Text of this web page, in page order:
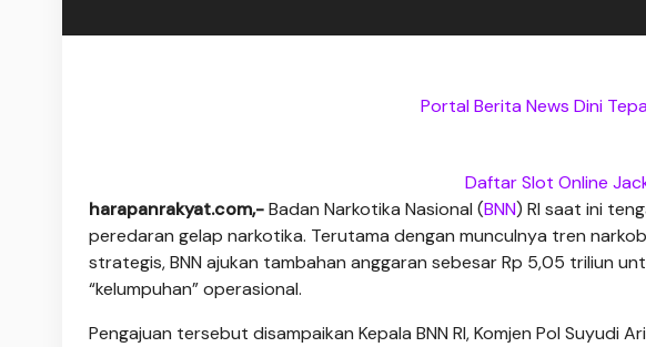
Portal Berita News Dini
Daftar Slot Online
harapanrakyat.com,-Badan Narkotika Nasional (BNN) RI saat ini
peredaran gelap narkotika. Terutama dengan munculnya tren
strategis, BNN ajukan tambahan anggaran sebesar Rp 5,05 triliun
“kelumpuhan” operasional.
Pengajuan tersebut disampaikan Kepala BNN RI, Komjen Pol Suyudi